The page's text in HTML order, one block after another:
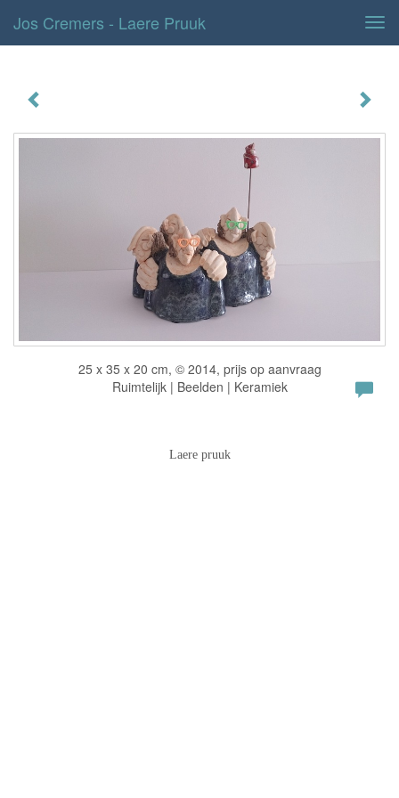
Jos Cremers - Laere Pruuk
25 x 35 x 20 cm, © 2014, prijs op aanvraag
Ruimtelijk | Beelden | Keramiek
Laere pruuk